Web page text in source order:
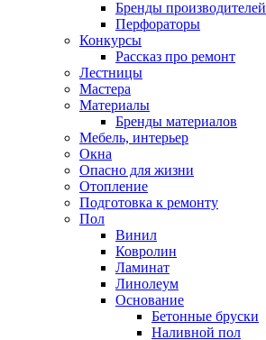
Бренды производителей
Перфораторы
Конкурсы
Рассказ про ремонт
Лестницы
Мастера
Материалы
Бренды материалов
Мебель, интерьер
Окна
Опасно для жизни
Отопление
Подготовка к ремонту
Пол
Винил
Ковролин
Ламинат
Линолеум
Основание
Бетонные бруски
Наливной пол